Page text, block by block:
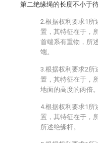
第二绝缘绳的长度不小于
2.根据权利要求1所
置，其特征在于，
首端系有重物，所
端。
3.根据权利要求2所
置，其特征在于，
地面的高度的两倍。
4.根据权利要求1所
置，其特征在于，
所述绝缘杆。